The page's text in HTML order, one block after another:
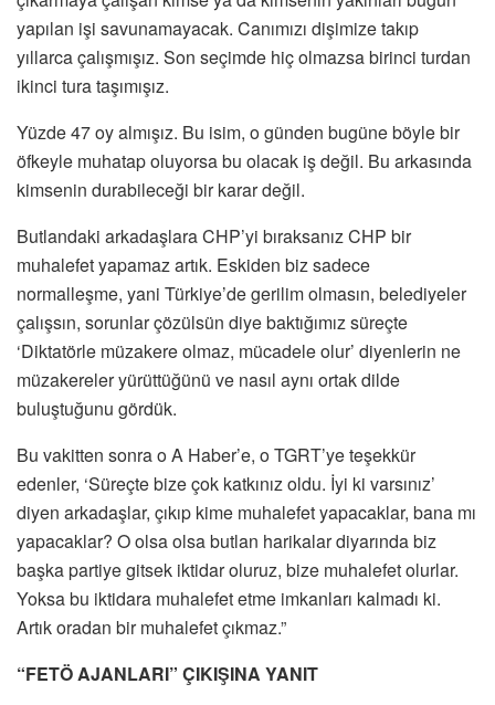
yapılan işi savunamayacak. Canımızı dişimize takıp
yıllarca çalışmışız. Son seçimde hiç olmazsa birinci turdan
ikinci tura taşımışız.
Yüzde 47 oy almışız. Bu isim, o günden bugüne böyle bir
öfkeyle muhatap oluyorsa bu olacak iş değil. Bu arkasında
kimsenin durabileceği bir karar değil.
Butlandaki arkadaşlara CHP’yi bıraksanız CHP bir
muhalefet yapamaz artık. Eskiden biz sadece
normalleşme, yani Türkiye’de gerilim olmasın, belediyeler
çalışsın, sorunlar çözülsün diye baktığımız süreçte
‘Diktatörle müzakere olmaz, mücadele olur’ diyenlerin ne
müzakereler yürüttüğünü ve nasıl aynı ortak dilde
buluştuğunu gördük.
Bu vakitten sonra o A Haber’e, o TGRT’ye teşekkür
edenler, ‘Süreçte bize çok katkınız oldu. İyi ki varsınız’
diyen arkadaşlar, çıkıp kime muhalefet yapacaklar, bana mı
yapacaklar? O olsa olsa butlan harikalar diyarında biz
başka partiye gitsek iktidar oluruz, bize muhalefet olurlar.
Yoksa bu iktidara muhalefet etme imkanları kalmadı ki.
Artık oradan bir muhalefet çıkmaz.”
“FETÖ AJANLARI” ÇIKIŞINA YANIT